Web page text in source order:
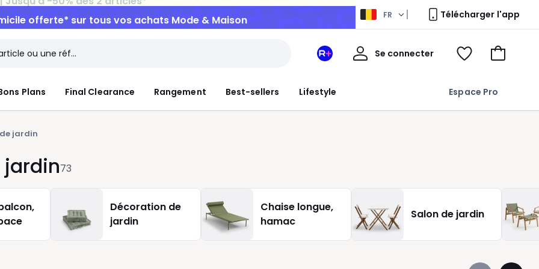
offerte* sur tous vos achats Mode & Maison FR Télécharger l'app
Plans Final Clearance Rangement Best-sellers Lifestyle Espace Pro
Mon
Redoute
Se connecter
Mon
Voir
Aller
jardin
jardin73
Décoration de
jardin
Chaise longue,
hamac
Salon de jardin